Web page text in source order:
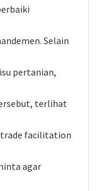
Selain
pertanian,
terlihat
trade facilitation
agar